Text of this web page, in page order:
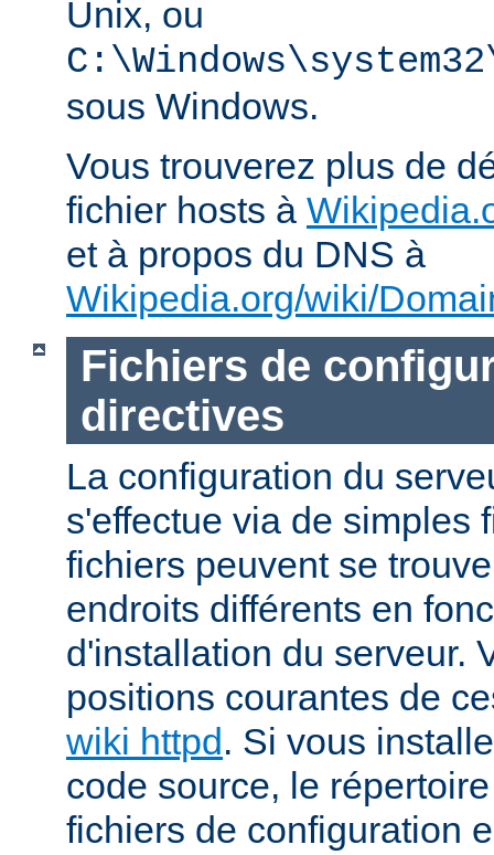
Unix, ou
sous Windows.
Vous trouverez plus de
fichier hosts à
et à propos du DNS à
Wikipedia.org/wiki/
Fichiers de
directives
La configuration du
s'effectue via de simples
fichiers peuvent se
endroits différents en
d'installation du serveur.
positions courantes de
wiki httpd . Si vous
code source, le
fichiers de configuration